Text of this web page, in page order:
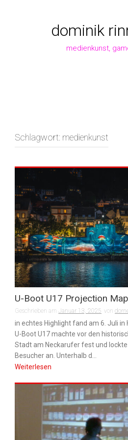
dominik
medienkunst,
Schlagwort: medienkunst
U-Boot U17 Projection
Geschrieben am Januar 13, 2025 von
in echtes Highlight fand am 6. Juli in
U-Boot U17 machte vor den
Stadt am Neckarufer fest und
Besucher an. Unterhalb d...
Weiterlesen